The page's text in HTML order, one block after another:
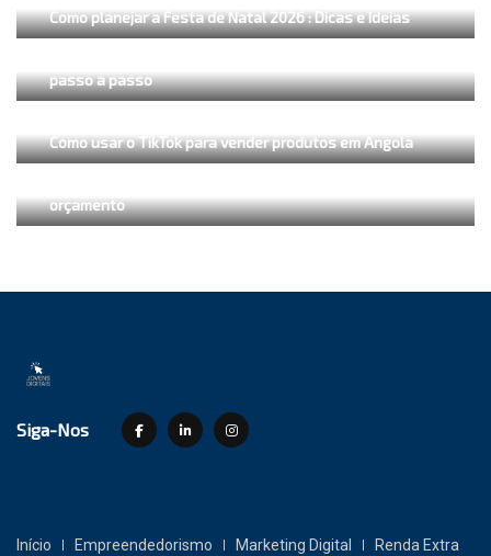
Como planejar a Festa de Natal 2026 : Dicas e Ideias
passo a passo
Como usar o TikTok para vender produtos em Angola
orçamento
Siga-Nos
Início Empreendedorismo Marketing Digital Renda Extra